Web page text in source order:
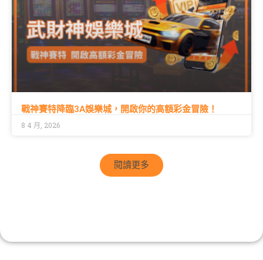
戰神賽特降臨3A娛樂城，開啟你的高額彩金冒險！
8 4 月, 2026
閱讀更多